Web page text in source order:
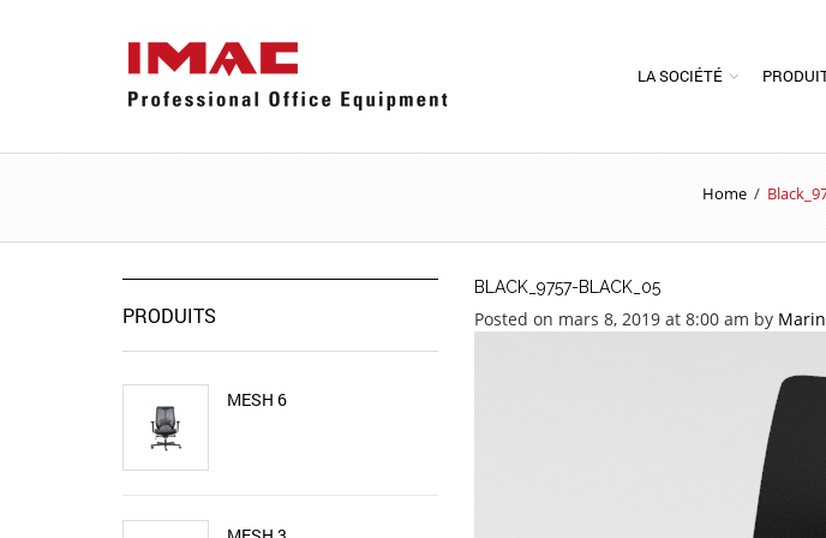
LA SOCIÉTÉ
Home /
BLACK_9757-BLACK_05
Posted on mars 8, 2019 at 8:00 am by
PRODUITS
MESH 6